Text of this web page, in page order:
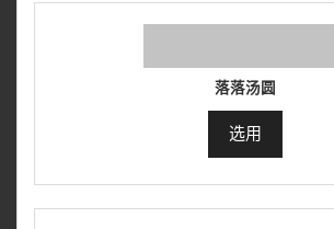
落落汤圆
选用